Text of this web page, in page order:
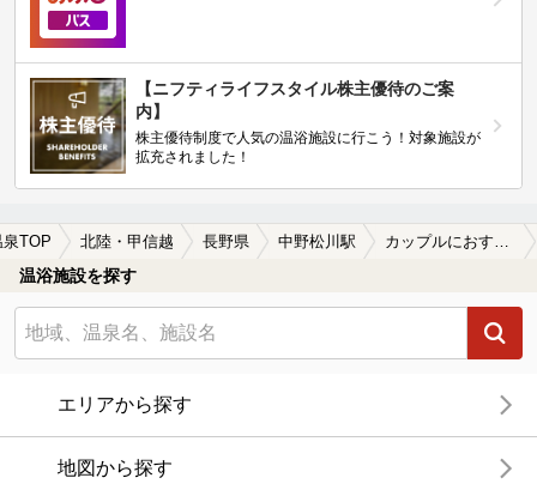
【ニフティライフスタイル株主優待のご案
内】
株主優待制度で人気の温浴施設に行こう！対象施設が
拡充されました！
泉TOP 北陸・甲信越 長野県 中野松川駅 カップルにおすすめの中野松川駅近くの温泉、日帰り温泉、スーパー銭湯おすすめ
温浴施設を探す
エリアから探す
地図から探す